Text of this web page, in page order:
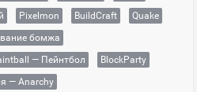
Pixelmon BuildCraft
Quake
бомжа
— Пейнтбол
BlockParty
— Anarchy